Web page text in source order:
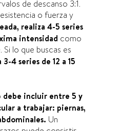
de descanso 3:1.
o fuerza y
realiza 4-5 series
intensidad como
lo que buscas es
4 series de 12 a 15
debe incluir entre 5 y
a trabajar: piernas,
Un